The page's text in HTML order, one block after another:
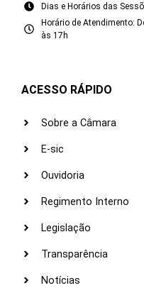
Dias e Horários das
Horário de Atendimento:
às 17h
ACESSO RÁPIDO
Sobre a Câmara
E-sic
Ouvidoria
Regimento Interno
Legislação
Transparência
Notícias